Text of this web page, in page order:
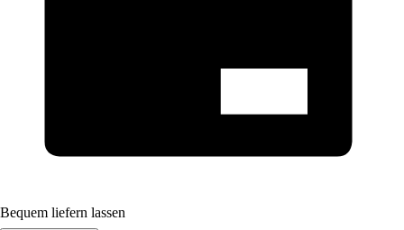
Bequem liefern lassen